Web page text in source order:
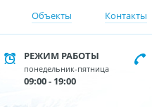
Объекты Контакты
РЕЖИМ РАБОТЫ
понедельник-пятница
09:00 - 19:00